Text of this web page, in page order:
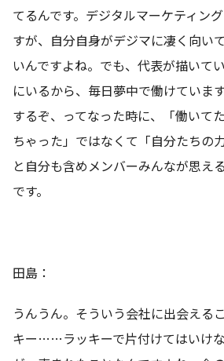
てるんです。デジタルマーケティン
すが、自分自身がデジマに凄く向い
いんですよね。でも、代表が描いて
にいるから、毎日夢中で働けていま
するぞ、ってなった時に、「働いて
ちゃった」ではなくて「自分たちの
と自分も含めメンバーみんなが思え
です。
田島：
うんうん。そういう会社に出会える
キー……ラッキーで片付けてはいけ